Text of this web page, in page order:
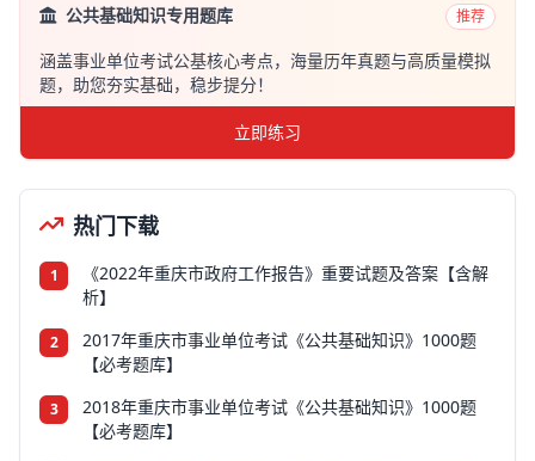
公共基础知识专用题库 推荐
涵盖事业单位考试公基核心考点，海量历年真题与高质量模拟
题，助您夯实基础，稳步提分！
立即练习
热门下载
1
《2022年重庆市政府工作报告》重要试题及答案【含解
析】
2
2017年重庆市事业单位考试《公共基础知识》1000题
【必考题库】
3
2018年重庆市事业单位考试《公共基础知识》1000题
【必考题库】